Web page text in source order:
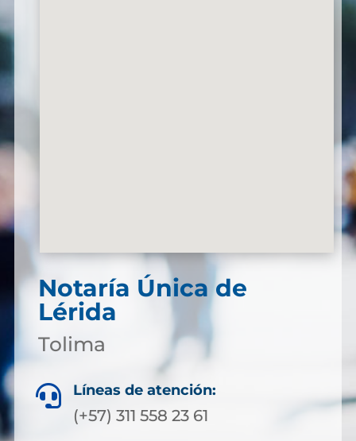
Notaría Única de
Lérida
Tolima
 Líneas de atención:
(+57) 311 558 23 61